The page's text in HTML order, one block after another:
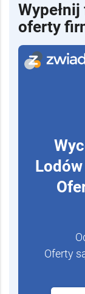
oferty
Oferty